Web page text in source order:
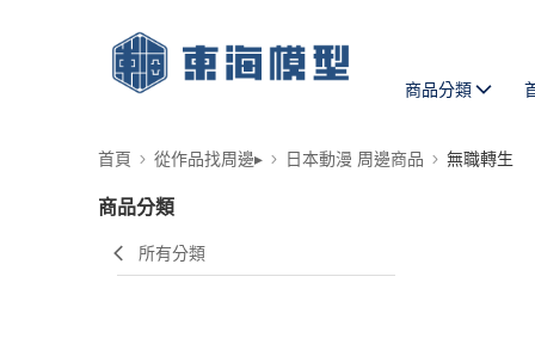
商品分類
首頁 從作品找周邊▸ 日本動漫 周邊商品 無職轉生
商品分類
所有分類